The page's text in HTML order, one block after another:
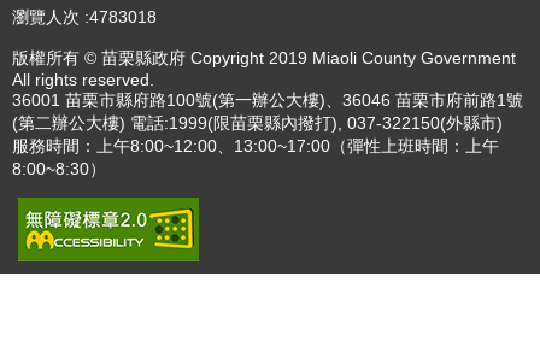
瀏覽人次 4783018
版權所有 © 苗栗縣政府 Copyright 2019 Miaoli County Government
All rights reserved.
36001 苗栗市縣府路100號(第一辦公大樓)、36046 苗栗市府前路1號
(第二辦公大樓) 電話:1999(限苗栗縣內撥打), 037-322150(外縣市)
服務時間：上午8:00~12:00、13:00~17:00（彈性上班時間：上午
8:00~8:30）